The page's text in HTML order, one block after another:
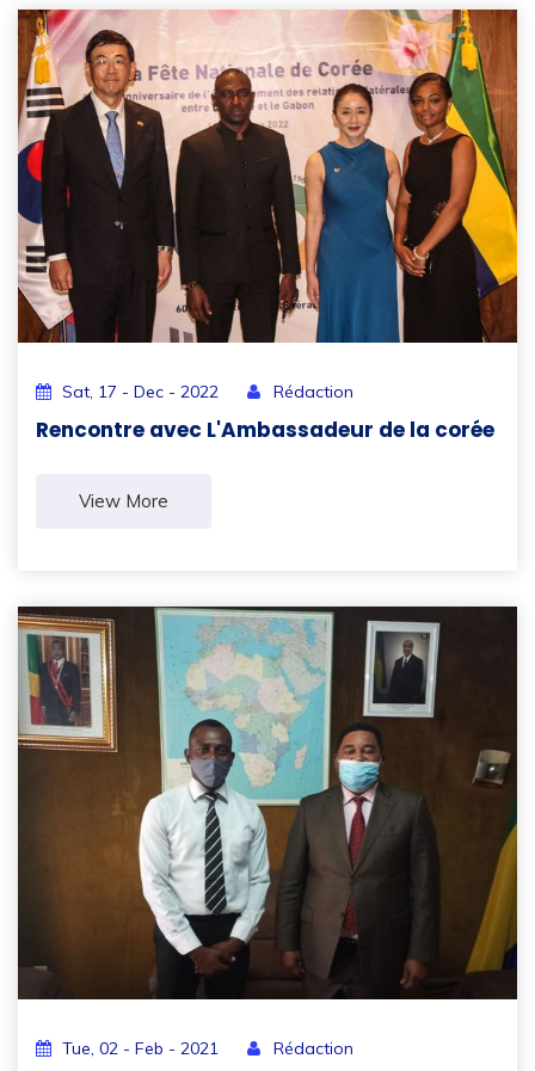
Sat, 17 - Dec - 2022 Rédaction
Rencontre avec L'Ambassadeur de la corée
View More
Tue, 02 - Feb - 2021 Rédaction